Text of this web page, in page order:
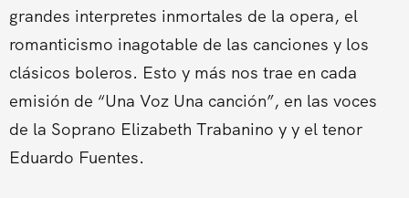
grandes interpretes inmortales de la opera, el
romanticismo inagotable de las canciones y los
clásicos boleros. Esto y más nos trae en cada
emisión de “Una Voz Una canción”, en las voces
de la Soprano Elizabeth Trabanino y y el tenor
Eduardo Fuentes.